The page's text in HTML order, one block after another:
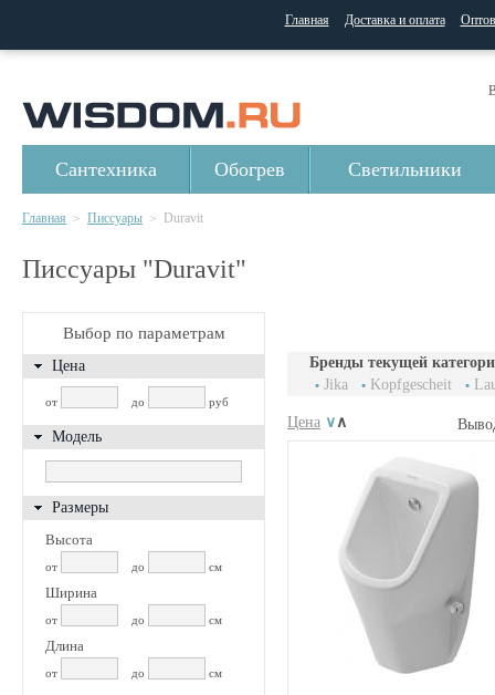
Главная Доставка и оплата
Сантехника Обогрев Светильники
Главная > Писсуары > Duravit
Писсуары "Duravit"
Выбор по параметрам
Цена
от до руб
Модель
Размеры
Высота
от до см
Ширина
от до см
Длина
от до см
Бренды текущей
Jika
Kopfgescheit
Цена ∨ ∧